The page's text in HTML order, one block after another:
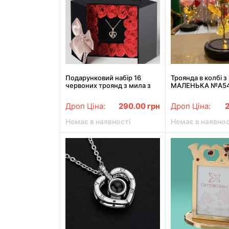
Подарунковий набір 16
червоних троянд з мила з
Дроп Ціна: 290.00 грн
Немає в наявності
Троянда в колбі з
МАЛЕНЬКА
Дроп Ціна:
Немає в